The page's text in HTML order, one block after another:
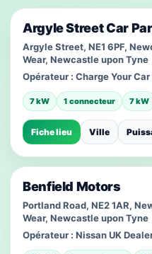
Argyle Street Car
Argyle Street, NE1 6PF,
Wear, Newcastle upon Tyne
Opérateur : Charge Your Car
7 kW 1 connecteur 7 kW
Fiche lieu Ville
Benfield Motors
Portland Road, NE2 1AR,
Wear, Newcastle upon Tyne
Opérateur : Nissan UK